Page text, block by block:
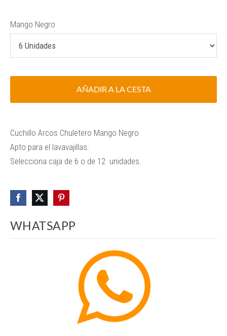
WHATSAPP
Mango Negro
AÑADIR A LA CESTA
Cuchillo Arcos Chuletero Mango Negro
Apto para el lavavajillas.
Selecciona caja de 6 o de 12 unidades.